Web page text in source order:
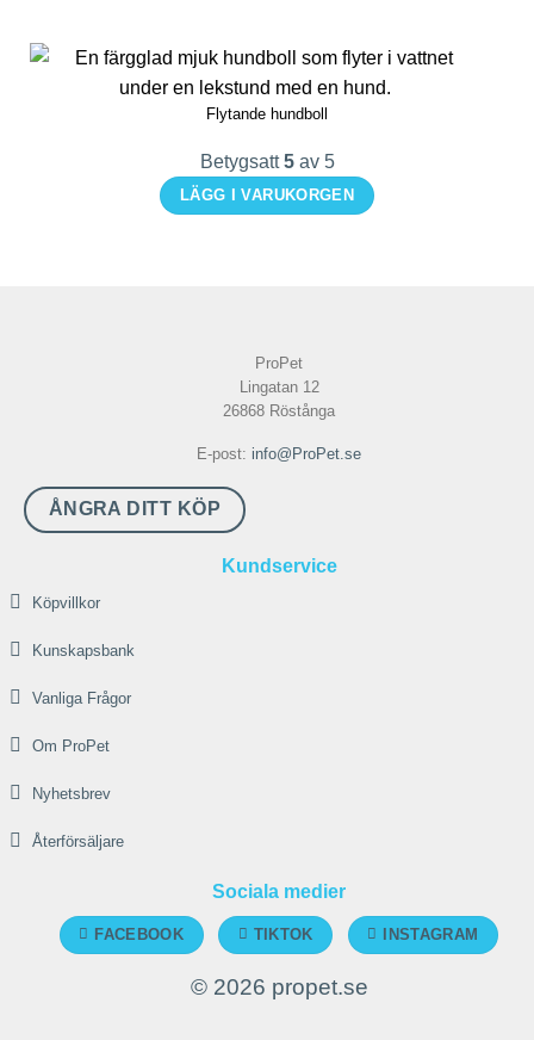
Flytande hundboll
Betygsatt5av 5
LÄGG I VARUKORGEN
varianter.
De
alternativen
på
ProPet
Lingatan 12
26868 Röstånga
E-post: info@ProPet.se
ÅNGRA DITT KÖP
Kundservice
Köpvillkor
Kunskapsbank
Vanliga Frågor
Om ProPet
Nyhetsbrev
Återförsäljare
Sociala medier
FACEBOOK TIKTOK INSTAGRAM
© 2026 propet.se